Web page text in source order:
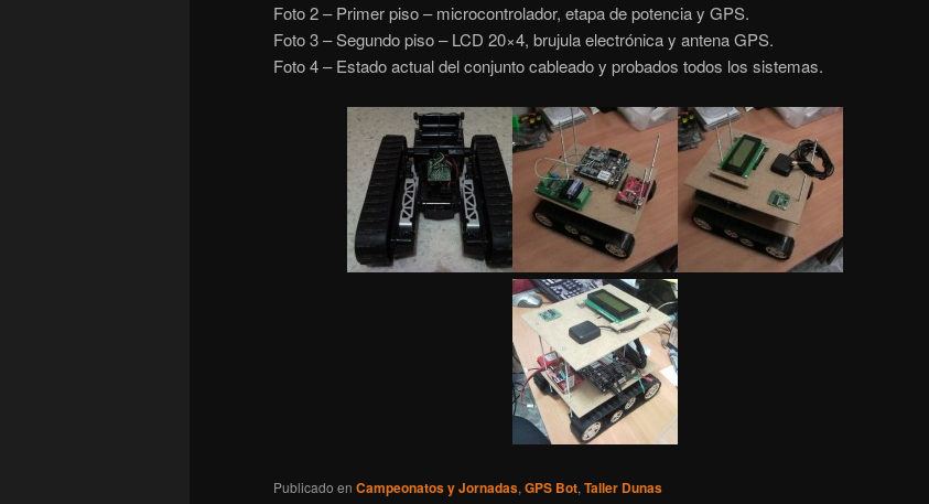
Foto 2 – Primer piso – microcontrolador, etapa de potencia y GPS.
Foto 3 – Segundo piso – LCD 20×4, brujula electrónica y antena GPS.
Foto 4 – Estado actual del conjunto cableado y probados todos los sistemas.
Publicado en Campeonatos y Jornadas, GPS Bot, Taller Dunas